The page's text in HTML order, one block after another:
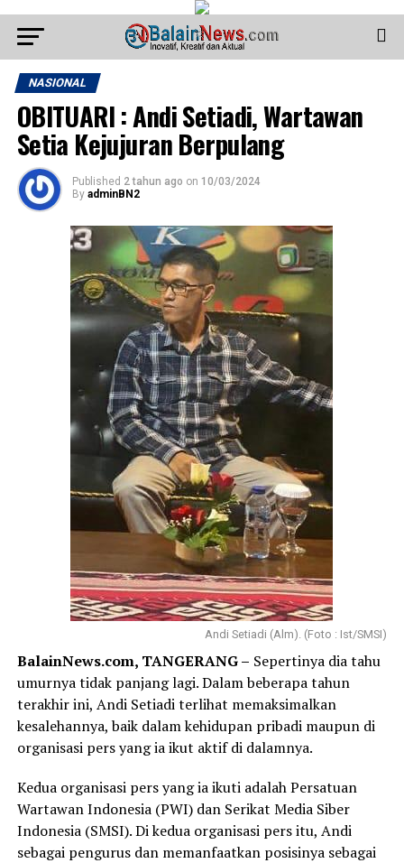
NASIONAL
OBITUARI : Andi Setiadi, Wartawan
Setia Kejujuran Berpulang
Published 2 tahun ago on 10/03/2024
By adminBN2
Andi Setiadi (Alm). (Foto : Ist/SMSI)
BalainNews.com, TANGERANG – Sepertinya dia tahu
umurnya tidak panjang lagi. Dalam beberapa tahun
terakhir ini, Andi Setiadi terlihat memaksimalkan
kesalehannya, baik dalam kehidupan pribadi maupun di
organisasi pers yang ia ikut aktif di dalamnya.
Kedua organisasi pers yang ia ikuti adalah Persatuan
Wartawan Indonesia (PWI) dan Serikat Media Siber
Indonesia (SMSI). Di kedua organisasi pers itu, Andi
sebagai pengurus dan memanfaatkan posisinya sebagai